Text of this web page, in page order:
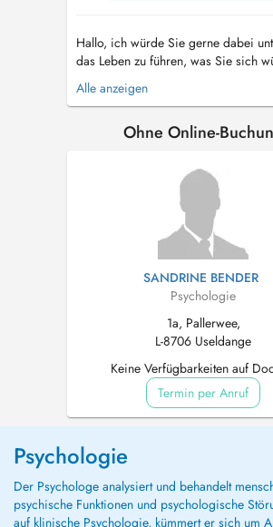
Hallo, ich würde Sie gerne dabei
das Leben zu führen, was Sie sich
und auch verdienen. Als
Psychotherapeutin kenne ich viele
gerne vermitteln möchte. Gerne
Alle anzeigen
Ohne Online-
SANDRINE BENDER
Psychologie
1a, Pallerwee,
L-8706 Useldange
Keine Verfügbarkeiten auf
Termin per Anruf
Psychologie
Der Psychologe analysiert und behandelt
psychische Funktionen und psychologische
auf klinische Psychologie, kümmert er sich um